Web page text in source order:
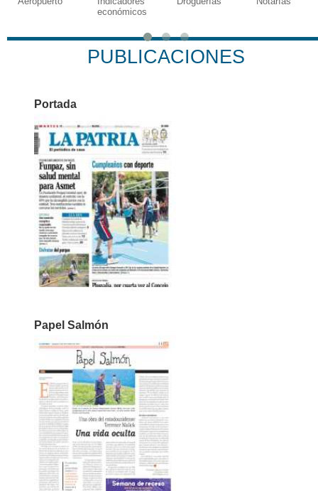
económicos
PUBLICACIONES
Portada
Papel Salmón